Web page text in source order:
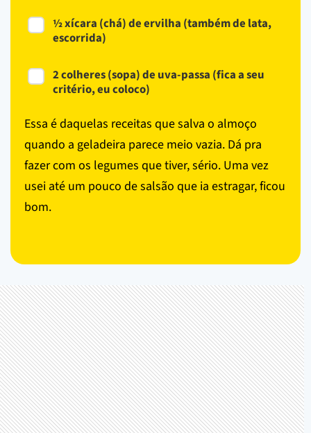
½ xícara (chá) de ervilha (também de lata,
escorrida)
2 colheres (sopa) de uva-passa (fica a seu
critério, eu coloco)
Essa é daquelas receitas que salva o almoço
quando a geladeira parece meio vazia. Dá pra
fazer com os legumes que tiver, sério. Uma vez
usei até um pouco de salsão que ia estragar, ficou
bom.